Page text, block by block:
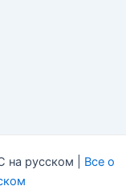
русском | Все о